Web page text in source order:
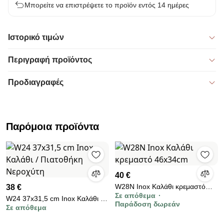
Μπορείτε να επιστρέψετε το προϊόν εντός 14 ημέρες
Ιστορικό τιμών
Περιγραφή προϊόντος
Προδιαγραφές
Παρόμοια προϊόντα
38 €
W24 37x31,5 cm Inox Καλάθι /
Πιατοθήκη Νεροχύτη
Σε απόθεμα
40 €
W28N Inox Kαλάθι κρεμαστό
46x34cm
Σε απόθεμα
Παράδοση δωρεάν